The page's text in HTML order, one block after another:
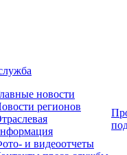
новости
регионов
и видеоотчеты